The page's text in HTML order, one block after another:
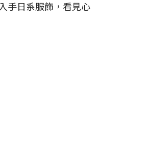
手日系服飾，看見心